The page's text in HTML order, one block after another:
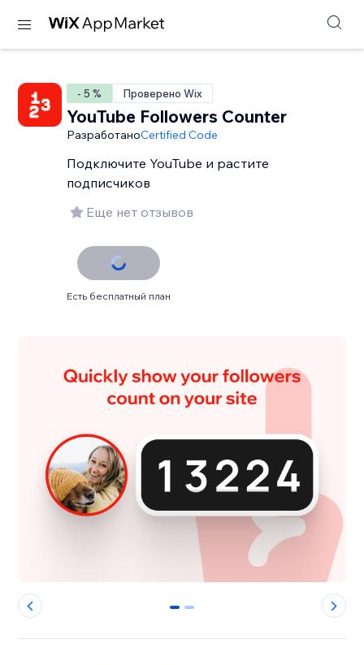
- 5 % Проверено Wix
YouTube Followers Counter
РазработаноCertified Code
Подключите YouTube и растите
подписчиков
Еще нет отзывов
Есть бесплатный план
0 1